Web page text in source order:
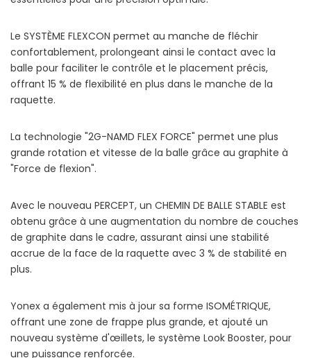
Le SYSTÈME FLEXCON permet au manche de fléchir
confortablement, prolongeant ainsi le contact avec la
balle pour faciliter le contrôle et le placement précis,
offrant 15 % de flexibilité en plus dans le manche de la
raquette.
La technologie "2G-NAMD FLEX FORCE" permet une plus
grande rotation et vitesse de la balle grâce au graphite à
"Force de flexion".
Avec le nouveau PERCEPT, un CHEMIN DE BALLE STABLE est
obtenu grâce à une augmentation du nombre de couches
de graphite dans le cadre, assurant ainsi une stabilité
accrue de la face de la raquette avec 3 % de stabilité en
plus.
Yonex a également mis à jour sa forme ISOMÉTRIQUE,
offrant une zone de frappe plus grande, et ajouté un
nouveau système d'œillets, le système Look Booster, pour
une puissance renforcée.